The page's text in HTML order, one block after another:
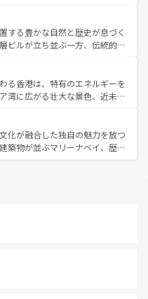
国の多彩な魅力を心ゆくまで味
てほしい。 なお、新着の韓国情報はコンテンツ一
づく。ハノイの古い町並みやホ
時代の建物も、独特の雰囲気を
ラエティの豊かさとおいしさで
、ベトナムコーヒーなどは、ぜ
地域を訪れてもあたたかい人々
で、きっと忘れられない旅にな
する豊かな自然と歴史が息づく
ビルが立ち並ぶ一方、伝統的な
部ではチェンマイなどの山岳地
ではプーケットやクラビの美し
楽しむことができる。タイ料理
で、どの季節にも異なる楽しみ
いタイの人々、仏教を中心とし
資源が、訪れる旅人を魅了し続
る香港は、特有のエネルギーを
湾に広がる壮大な景色、近未来
るはず。観光スポットが密集し
を回れるのも魅力。息をのむよ
まで、香港を存分に楽しみ尽く
化が融合した独自の魅力を放つ
築物が並ぶマリーナベイ、歴史
情を楽しめる外せないスポット